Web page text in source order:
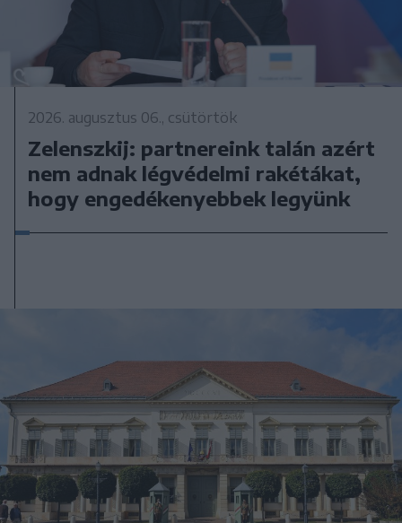
2026. augusztus 06., csütörtök
Zelenszkij: partnereink talán azért
nem adnak légvédelmi rakétákat,
hogy engedékenyebbek legyünk